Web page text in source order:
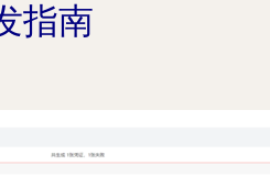
指南